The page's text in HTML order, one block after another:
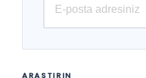
ARAŞTIRIN